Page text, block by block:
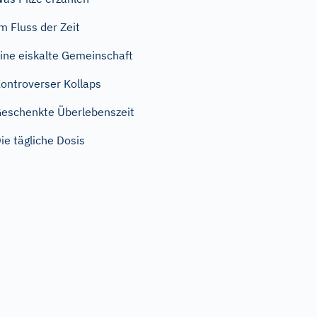
Fluss der Zeit
eiskalte Gemeinschaft
Kollaps
Überlebenszeit
tägliche Dosis